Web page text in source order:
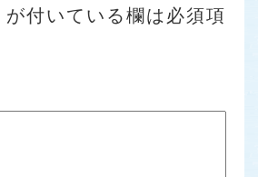
が付いている欄は必須項